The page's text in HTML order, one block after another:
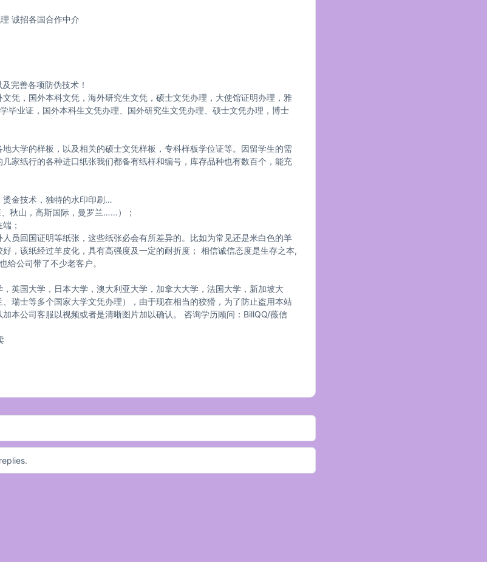
诚招各国合作中介
完善各项防伪技术！
凭，国外本科文凭，海外研究生文凭，硕士文凭办理，大使馆证明办理，雅
毕业证，国外本科生文凭办理、国外研究生文凭办理、硕士文凭办理，博士
大学的样板，以及相关的硕士文凭样板，专科样板学位证等。因留学生的需
家纸行的各种进口纸张我们都备有纸样和编号，库存品种也有数百个，能充
金技术，独特的水印印刷…
秋山，高斯国际，曼罗兰……）；
；
员回国证明等纸张，这些纸张必会有所差异的。比如为常见还是米白色的羊
，该纸经过羊皮化，具有高强度及一定的耐折度； 相信诚信态度是生存之本,
给公司带了不少老客户。
英国大学，日本大学，澳大利亚大学，加拿大大学，法国大学，新加坡大
瑞士等多个国家大学文凭办理），由于现在相当的狡猾，为了防止盗用本站
本公司客服以视频或者是清晰图片加以确认。 咨询学历顾问：BillQQ/薇信